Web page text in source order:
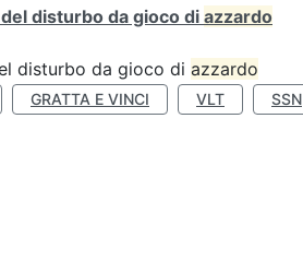
disturbo da gioco di azzardo
disturbo da gioco di azzardo
GRATTA E VINCI VLT SSN